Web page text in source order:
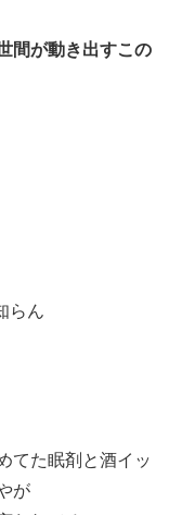
間が動き出すこの
らん
てた眠剤と酒イッ
が